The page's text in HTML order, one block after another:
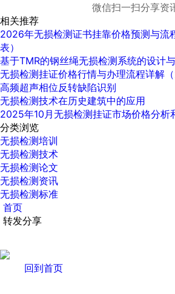
微信扫一扫分享资
相关推荐
2026年无损检测证书挂靠价格预测与流
表）
基于TMR的钢丝绳无损检测系统的设计
无损检测挂证价格行情与办理流程详解
高频超声相位反转缺陷识别
无损检测技术在历史建筑中的应用
2025年10月无损检测挂证市场价格分析
分类浏览
无损检测培训
无损检测技术
无损检测论文
无损检测资讯
无损检测标准
首页
转发分享
回到首页